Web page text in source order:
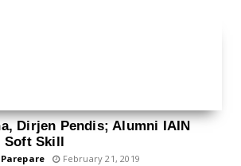
Dirjen Pendis; Alumni IAIN
Skill
February 21, 2019